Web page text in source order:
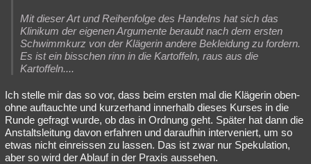
Mit dieser Art und Reihenfolge des Handelns hat sich das
Klinikum der eigenen Argumente beraubt nach dem ersten
Schwimmkurz von der Klägerin andere Bekleidung zu fordern.
Es ist ein bisschen rinn in die Kartoffeln, raus aus die
Kartoffeln....
Ich stelle mir das so vor, dass beim ersten mal die Klägerin oben-
ohne auftauchte und kurzerhand innerhalb dieses Kurses in die
Runde gefragt wurde, ob das in Ordnung geht. Später hat dann die
Anstaltsleitung davon erfahren und daraufhin interveniert, um so
etwas nicht einreissen zu lassen. Das ist zwar nur Spekulation,
aber so wird der Ablauf in der Praxis aussehen.